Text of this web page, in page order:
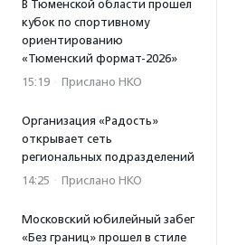
В Тюменской области прошел
кубок по спортивному
ориентированию
«Тюменский формат-2026»
15:19 · Прислано НКО
Организация «Радость»
открывает сеть
региональных подразделений
14:25 · Прислано НКО
Московский юбилейный забег
«Без границ» прошел в стиле